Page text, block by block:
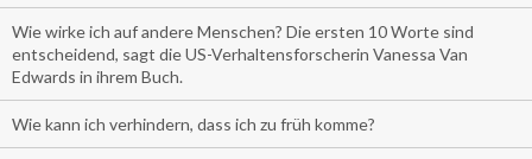
Wie wirke ich auf andere Menschen? Die ersten 10 Worte sind
entscheidend, sagt die US-Verhaltensforscherin Vanessa Van
Edwards in ihrem Buch.
Wie kann ich verhindern, dass ich zu früh komme?